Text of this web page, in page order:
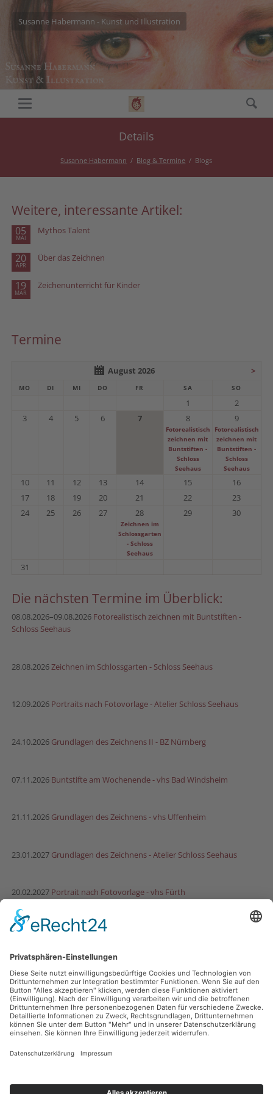
Susanne Habermann - Kunst und Illustration
Details
Susanne Habermann Blog & Termine Blogs
Weitere, interessante Artikel:
05
MAI
Mythos Talent
20
APR
Über das Zeichnen
19
MÄR
Zeichenunterricht für Kinder
Termine
August 2026 >
MO DI MI DO FR SA SO
1
2
3
4 5 6 7 8
Fotorealistisch
zeichnen mit
Buntstiften -
Schloss
Seehaus
9
Fotorealistisch
zeichnen mit
Buntstiften -
Schloss
Seehaus
10 11 12 13 14 15
16
17
18 19 20 21 22
23
24
25 26 27 28
Zeichnen im
Schlossgarten
- Schloss
Seehaus
29 30
31
Die nächsten Termine im Überblick:
08.08.2026–09.08.2026 Fotorealistisch zeichnen mit Buntstiften -
Schloss Seehaus
28.08.2026Zeichnen im Schlossgarten - Schloss Seehaus
12.09.2026 Portraits nach Fotovorlage - Atelier Schloss Seehaus
24.10.2026 Grundlagen des Zeichnens II - BZ Nürnberg
07.11.2026 Buntstifte am Wochenende - vhs Bad Windsheim
21.11.2026 Grundlagen des Zeichnens - vhs Uffenheim
23.01.2027 Grundlagen des Zeichnens - Atelier Schloss Seehaus
20.02.2027 Portrait nach Fotovorlage - vhs Fürth
13.03.2027Fantasie-Augen zeichnen - Atelier Schloss Seehaus
Facebook Instagram